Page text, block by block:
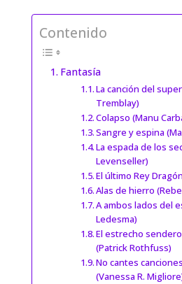
Contenido
Fantasía
La canción del
Tremblay)
Colapso (Manu
Sangre y espina
La espada de los
Levenseller)
El último Rey
Alas de hierro
A ambos lados del
Ledesma)
El estrecho
(Patrick Rothfuss)
No cantes
(Vanessa R.